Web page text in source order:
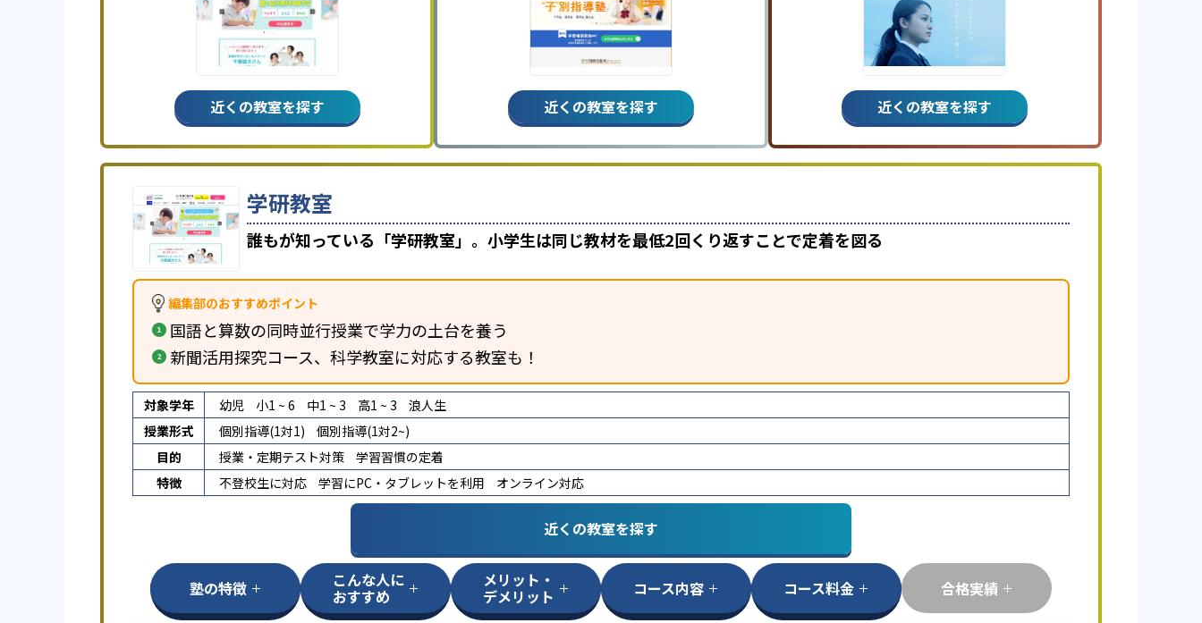
近くの教室を探す 近くの教室を探す 近くの教室を探す
学研教室
誰もが知っている「学研教室」。小学生は同じ教材を最低2回くり返すことで定着を図る
編集部のおすすめポイント
国語と算数の同時並行授業で学力の土台を養う
新聞活用探究コース、科学教室に対応する教室も！
対象学年 幼児 小1 ~ 6 中1 ~ 3 高1 ~ 3
浪人生
授業形式
個別指導(1対1)
個別指導(1対2~)
目的
授業・定期テスト対策
学習習慣の定着
特徴
不登校生に対応 学習にPC・タブレットを利用 オンライン対応
近くの教室を探す
塾の特徴 こんな人に
おすすめ
メリット・
デメリット コース内容 コース料金 合格実績